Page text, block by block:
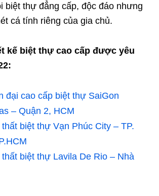
biệt thự đẳng cấp, độc đáo nhưng
cá tính riêng của gia chủ.
kế biệt thự cao cấp được yêu
đại cao cấp biệt thự SaiGon
– Quận 2, HCM
biệt thự Vạn Phúc City – TP.
biệt thự Lavila De Rio – Nhà